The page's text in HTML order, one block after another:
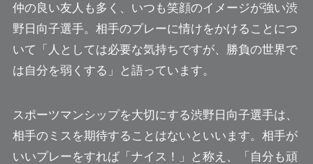
仲の良い友人も多く、いつも笑顔のイメージが強い渋
野日向子選手。相手のプレーに情けをかけることにつ
いて「人としては必要な気持ちですが、勝負の世界で
は自分を弱くする」と語っています。
スポーツマンシップを大切にする渋野日向子選手は、
相手のミスを期待することはないといいます。相手が
いいプレーをすれば「ナイス！」と称え、「自分も頑